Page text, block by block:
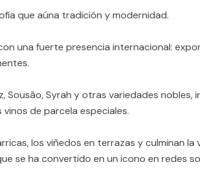
que aúna tradición y modernidad.
una fuerte presencia internacional:
Syrah y otras variedades nobles,
de parcela especiales.
los viñedos en terrazas y culminan
se ha convertido en un icono en redes